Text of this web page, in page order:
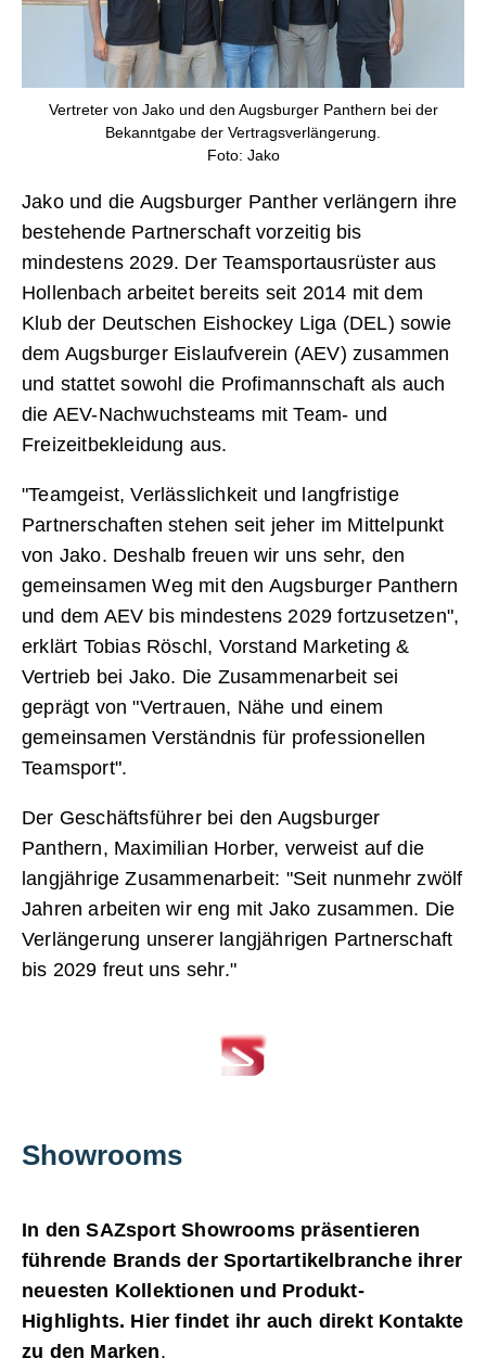
Vertreter von Jako und den Augsburger Panthern bei der
Bekanntgabe der Vertragsverlängerung.
Foto: Jako
Jako und die Augsburger Panther verlängern ihre
bestehende Partnerschaft vorzeitig bis
mindestens 2029. Der Teamsportausrüster aus
Hollenbach arbeitet bereits seit 2014 mit dem
Klub der Deutschen Eishockey Liga (DEL) sowie
dem Augsburger Eislaufverein (AEV) zusammen
und stattet sowohl die Profimannschaft als auch
die AEV-Nachwuchsteams mit Team- und
Freizeitbekleidung aus.
"Teamgeist, Verlässlichkeit und langfristige
Partnerschaften stehen seit jeher im Mittelpunkt
von Jako. Deshalb freuen wir uns sehr, den
gemeinsamen Weg mit den Augsburger Panthern
und dem AEV bis mindestens 2029 fortzusetzen",
erklärt Tobias Röschl, Vorstand Marketing &
Vertrieb bei Jako. Die Zusammenarbeit sei
geprägt von "Vertrauen, Nähe und einem
gemeinsamen Verständnis für professionellen
Teamsport".
Der Geschäftsführer bei den Augsburger
Panthern, Maximilian Horber, verweist auf die
langjährige Zusammenarbeit: "Seit nunmehr zwölf
Jahren arbeiten wir eng mit Jako zusammen. Die
Verlängerung unserer langjährigen Partnerschaft
bis 2029 freut uns sehr."
Showrooms
In den SAZsport Showrooms präsentieren
führende Brands der Sportartikelbranche ihrer
neuesten Kollektionen und Produkt-
Highlights. Hier findet ihr auch direkt Kontakte
zu den Marken.